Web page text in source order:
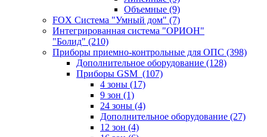
Объемные (9)
FOX Система "Умный дом" (7)
Интегрированная система "ОРИОН"
"Болид" (210)
Приборы приемно-контрольные для ОПС (398)
Дополнительное оборудование (128)
Приборы GSM (107)
4 зоны (17)
9 зон (1)
24 зоны (4)
Дополнительное оборудование (27)
12 зон (4)